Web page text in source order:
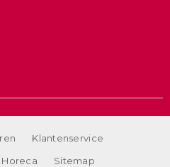
Klantenservice
Horeca
Sitemap